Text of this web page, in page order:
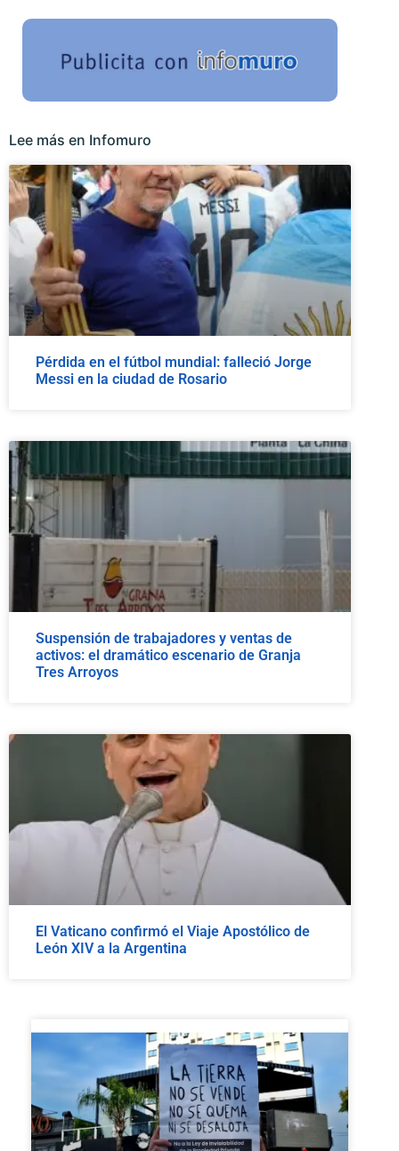
Lee más en Infomuro
Pérdida en el fútbol mundial: falleció Jorge
Messi en la ciudad de Rosario
Suspensión de trabajadores y ventas de
activos: el dramático escenario de Granja
Tres Arroyos
El Vaticano confirmó el Viaje Apostólico de
León XIV a la Argentina